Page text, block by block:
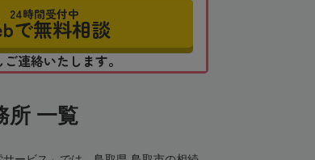
24時間受付中
で無料相談
連絡いたします。
所 一覧